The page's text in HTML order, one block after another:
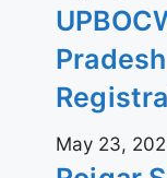
May 23,